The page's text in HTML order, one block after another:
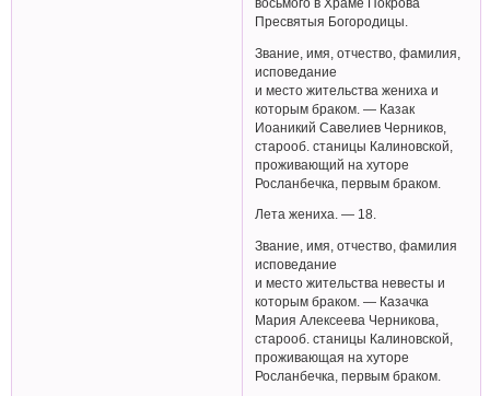
Пресвятыя Богородицы.
Звание, имя, отчество, фамилия,
исповедание
и место жительства жениха и
которым браком. — Казак
Иоаникий Савелиев Черников,
старооб. станицы Калиновской,
проживающий на хуторе
Росланбечка, первым браком.
Лета жениха. — 18.
Звание, имя, отчество, фамилия
исповедание
и место жительства невесты и
которым браком. — Казачка
Мария Алексеева Черникова,
старооб. станицы Калиновской,
проживающая на хуторе
Росланбечка, первым браком.